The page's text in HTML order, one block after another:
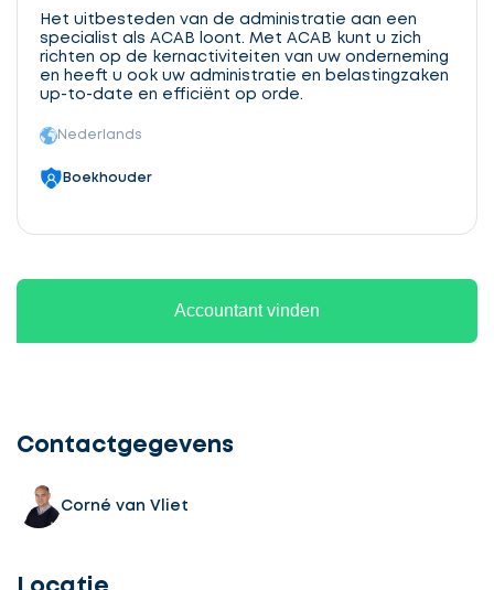
Het uitbesteden van de administratie aan een
specialist als ACAB loont. Met ACAB kunt u zich
richten op de kernactiviteiten van uw onderneming
en heeft u ook uw administratie en belastingzaken
up-to-date en efficiënt op orde.
Nederlands
Boekhouder
Accountant vinden
Contactgegevens
Corné van Vliet